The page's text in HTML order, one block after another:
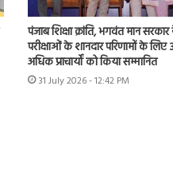
पंजाब शिक्षा क्रांति, भगवंत मान
परीक्षाओं के शानदार परिणामों के
अधिक प्राचार्यों को किया सम्मानित
31 July 2026 - 12:42 PM